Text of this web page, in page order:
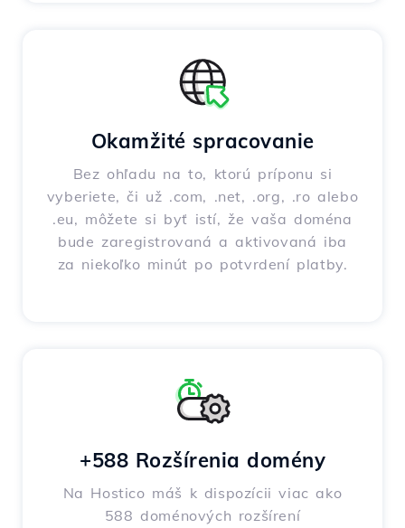
Okamžité spracovanie
Bez ohľadu na to, ktorú príponu si
vyberiete, či už .com, .net, .org, .ro alebo
.eu, môžete si byť istí, že vaša doména
bude zaregistrovaná a aktivovaná iba
za niekoľko minút po potvrdení platby.
+588 Rozšírenia domény
Na Hostico máš k dispozícii viac ako
588 doménových rozšírení